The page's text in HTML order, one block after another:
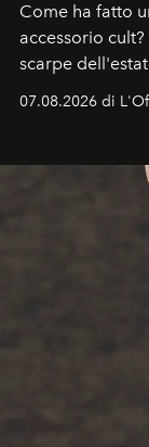
Come ha fatto
accessorio
scarpe
07.08.2026 di